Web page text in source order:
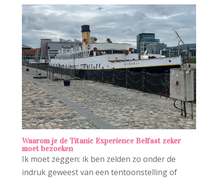
Waarom je de Titanic Experience Belfast zeker
moet bezoeken
Ik moet zeggen: ik ben zelden zo onder de
indruk geweest van een tentoonstelling of